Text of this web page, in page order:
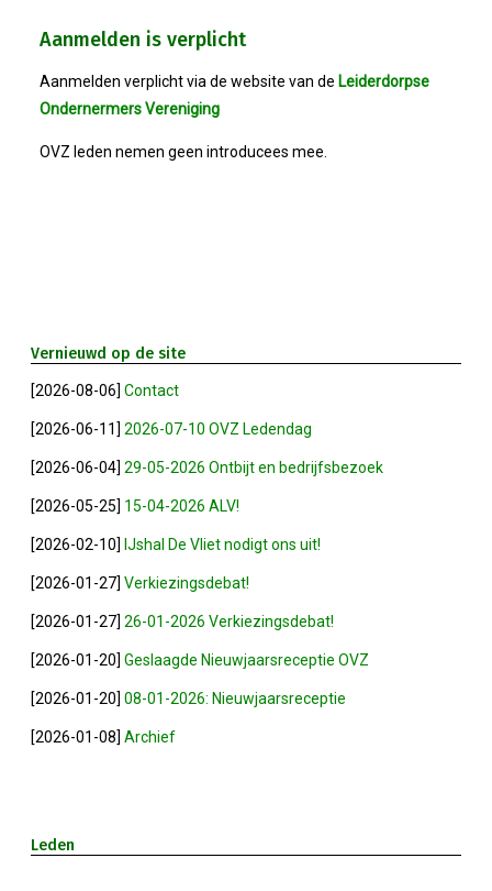
Save The Date: 13 April 2023
Oplichters Benaderen OVZ
Privé Adressen
Kascontrole
Flessenpost
Subsidie Van Economie071
UBO-Register (!!)
Netwerkontbijt Rijneke Boulevard
Aanmelden is verplicht
Aanmelden verplicht via de website van de Leiderdorpse
Ondernermers Vereniging
OVZ leden nemen geen introducees mee.
Vernieuwd op de site
[2026-08-06] Contact
[2026-06-11] 2026-07-10 OVZ Ledendag
[2026-06-04] 29-05-2026 Ontbijt en bedrijfsbezoek
[2026-05-25] 15-04-2026 ALV!
[2026-02-10] IJshal De Vliet nodigt ons uit!
[2026-01-27] Verkiezingsdebat!
[2026-01-27] 26-01-2026 Verkiezingsdebat!
[2026-01-20] Geslaagde Nieuwjaarsreceptie OVZ
[2026-01-20] 08-01-2026: Nieuwjaarsreceptie
[2026-01-08] Archief
Leden